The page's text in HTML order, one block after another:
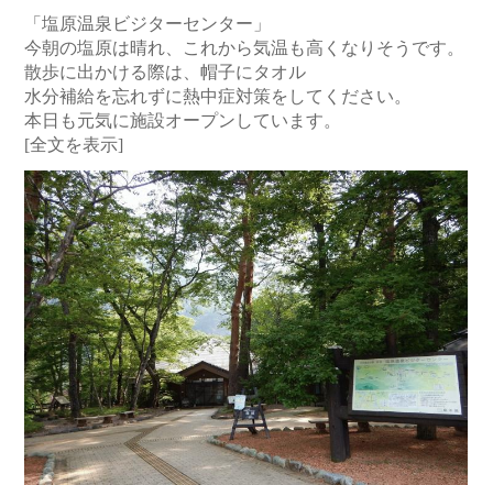
「塩原温泉ビジターセンター」
今朝の塩原は晴れ、これから気温も高くなりそうです。
散歩に出かける際は、帽子にタオル
水分補給を忘れずに熱中症対策をしてください。
本日も元気に施設オープンしています。
[全文を表示]